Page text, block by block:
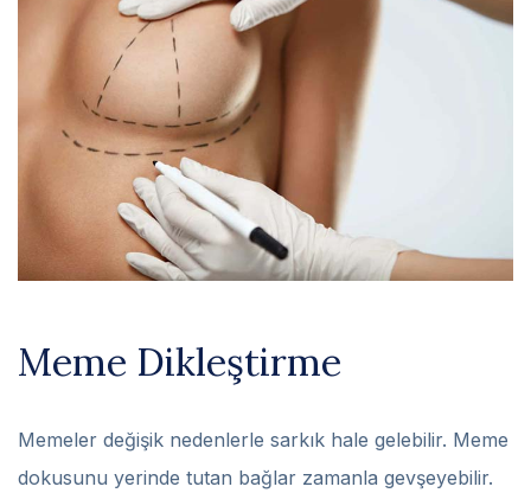
Meme Dikleştirme
Memeler değişik nedenlerle sarkık hale gelebilir. Meme
dokusunu yerinde tutan bağlar zamanla gevşeyebilir.